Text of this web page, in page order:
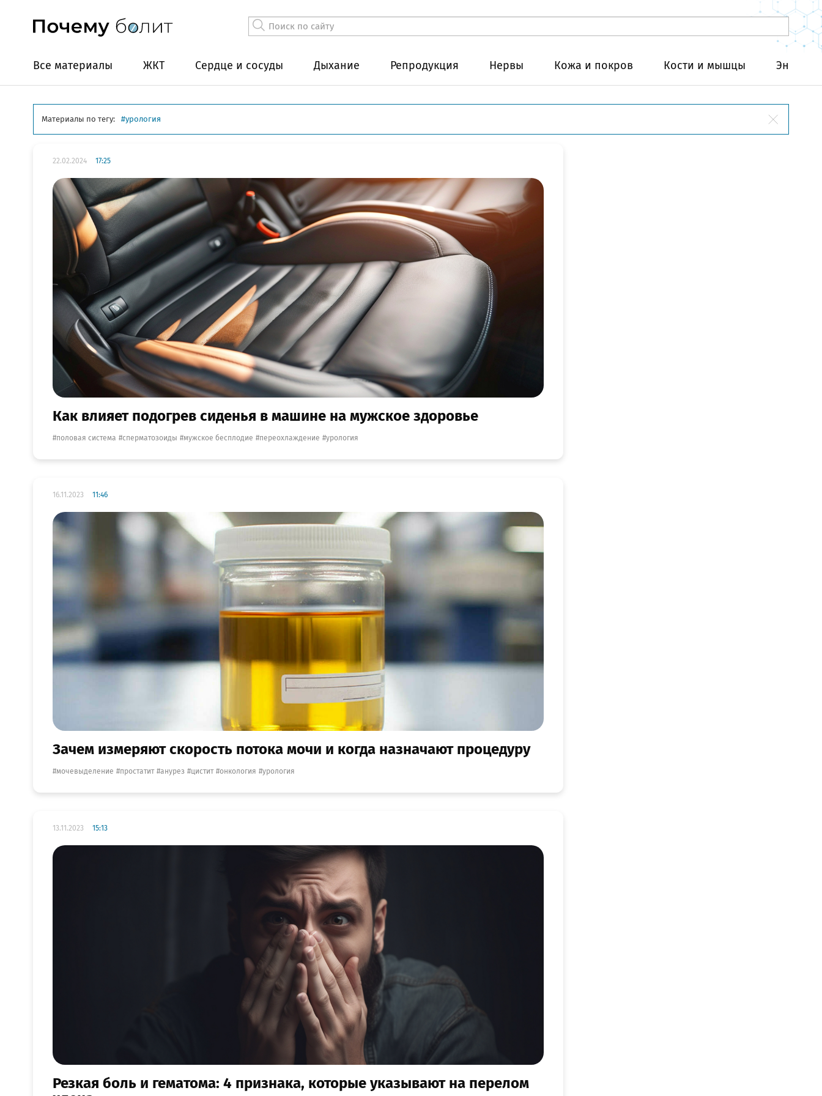
Все материалы ЖКТ Сердце и сосуды Дыхание Репродукция Нервы Кожа и покров Кости и мышцы
Материалы по тегу: урология
22.02.2024 17:25
Как влияет подогрев сиденья в машине на мужское здоровье
половая система сперматозоиды мужское бесплодие переохлаждение урология
16.11.2023 11:46
Зачем измеряют скорость потока мочи и когда назначают процедуру
мочевыделение простатит анурез цистит онкология урология
13.11.2023 15:13
Резкая боль и гематома: 4 признака, которые указывают на перелом